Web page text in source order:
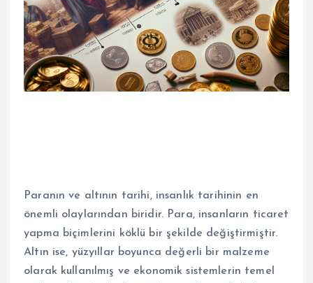
Paranın ve altının tarihi, insanlık tarihinin en
önemli olaylarından biridir. Para, insanların ticaret
yapma biçimlerini köklü bir şekilde değiştirmiştir.
Altın ise, yüzyıllar boyunca değerli bir malzeme
olarak kullanılmış ve ekonomik sistemlerin temel